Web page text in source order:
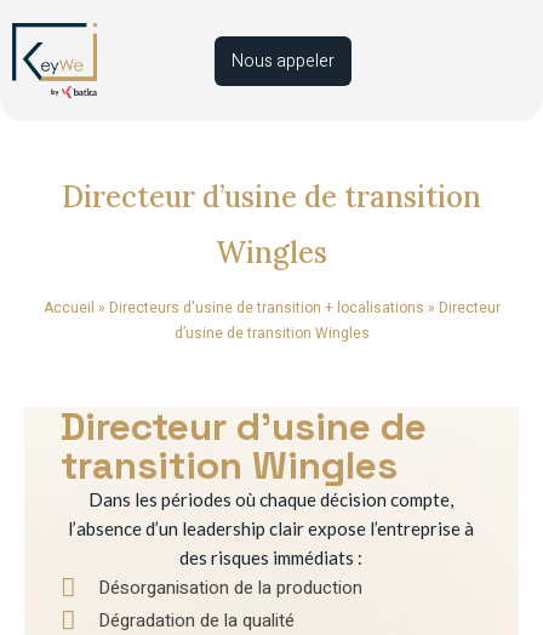
Nous appeler
Directeur d’usine de transition
Wingles
Accueil » Directeurs d'usine de transition + localisations » Directeur
d’usine de transition Wingles
Directeur d’usine de
transition Wingles
Dans les périodes où chaque décision compte,
l’absence d’un leadership clair expose l’entreprise à
des risques immédiats :
Désorganisation de la production
Dégradation de la qualité